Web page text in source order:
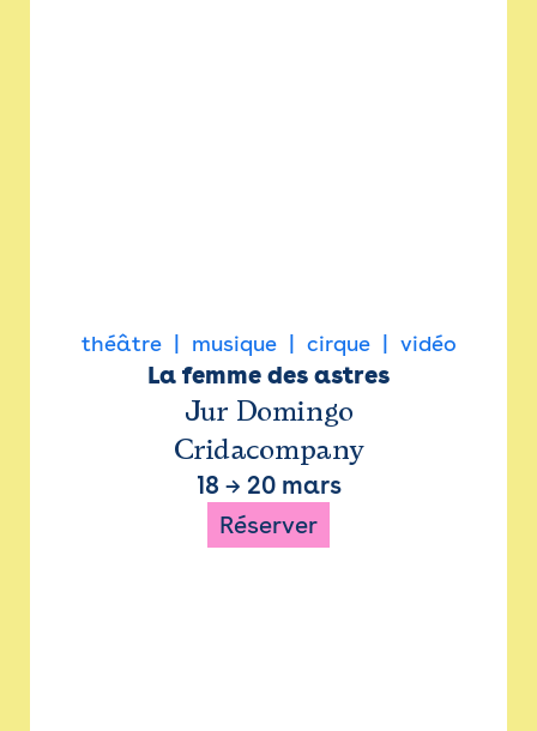
théâtre musique cirque vidéo
La femme des astres
Jur Domingo
Cridacompany
18 → 20 mars
Réserver